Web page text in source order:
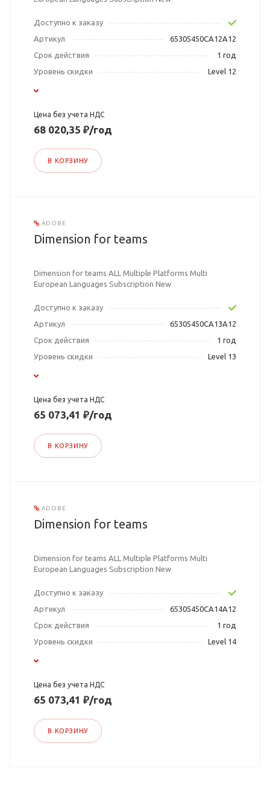
Доступно к заказу
Артикул
65305450CA12A12
Срок действия
1 год
Уровень скидки
Level 12
Цена без учета НДС
68 020,35 ₽/год
В КОРЗИНУ
ADOBE
Dimension for teams
Dimension for teams ALL Multiple Platforms Multi
European Languages Subscription New
Доступно к заказу
Артикул
65305450CA13A12
Срок действия
1 год
Уровень скидки
Level 13
Цена без учета НДС
65 073,41 ₽/год
В КОРЗИНУ
ADOBE
Dimension for teams
Dimension for teams ALL Multiple Platforms Multi
European Languages Subscription New
Доступно к заказу
Артикул
65305450CA14A12
Срок действия
1 год
Уровень скидки
Level 14
Цена без учета НДС
65 073,41 ₽/год
В КОРЗИНУ